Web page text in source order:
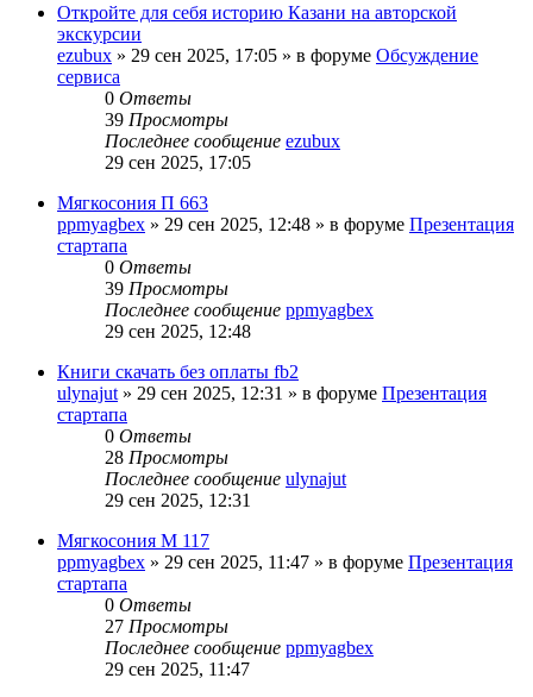
Откройте для себя историю Казани на авторской
экскурсии
ezubux » 29 сен 2025, 17:05 » в форуме Обсуждение
сервиса
0 Ответы
39 Просмотры
Последнее сообщение ezubux
29 сен 2025, 17:05
Мягкосония П 663
ppmyagbex » 29 сен 2025, 12:48 » в форуме Презентация
стартапа
0 Ответы
39 Просмотры
Последнее сообщение ppmyagbex
29 сен 2025, 12:48
Книги скачать без оплаты fb2
ulynajut » 29 сен 2025, 12:31 » в форуме Презентация
стартапа
0 Ответы
28 Просмотры
Последнее сообщение ulynajut
29 сен 2025, 12:31
Мягкосония М 117
ppmyagbex » 29 сен 2025, 11:47 » в форуме Презентация
стартапа
0 Ответы
27 Просмотры
Последнее сообщение ppmyagbex
29 сен 2025, 11:47